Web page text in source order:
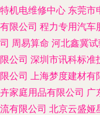
特机电维修中心 东莞市
有限公司 程力专用汽车
司 周易算命 河北鑫冀
限公司 深圳市讯科标准
限公司 上海梦度建材有
卉家庭用品有限公司 广
流有限公司 北京云盛娅